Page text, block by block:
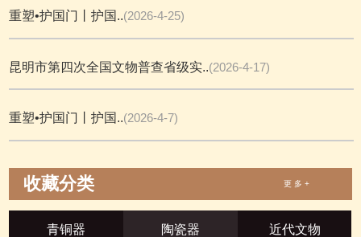
重塑•护国门丨护国..(2026-4-25)
昆明市第四次全国文物普查省级实..(2026-4-17)
重塑•护国门丨护国..(2026-4-7)
收藏分类 更 多 +
青铜器 陶瓷器 近代文物